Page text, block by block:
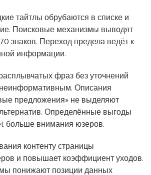
тайтлы обрубаются в списке и
Поисковые механизмы выводят
знаков. Переход предела ведёт к
информации.
фраз без уточнений
Описания
предложения» не выделяют
Определённые выгоды
больше внимания юзеров.
контенту страницы
и повышает коэффициент уходов.
понижают позиции данных